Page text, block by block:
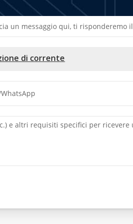
un messaggio qui, ti risponderemo
di corrente